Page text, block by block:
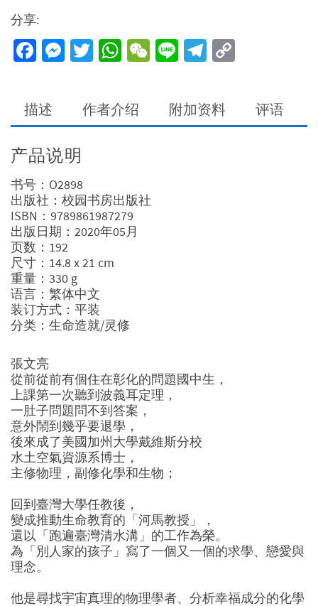
神
国
生
分享:
Facebook
Messenger
Twitter
WhatsApp
WeChat
LineTelegram
描述 作者介绍 附加资料 评语
产品说明
书号：O2898
出版社：校园书房出版社
ISBN：9789861987279
出版日期：2020年05月
页数：192
尺寸：14.8 x 21 cm
重量：330 g
语言：繁体中文
装订方式：平装
分类：生命造就/灵修
張文亮
從前從前有個住在彰化的問題國中生，
上課第一次聽到波義耳定理，
一肚子問題問不到答案，
意外鬧到幾乎要退學，
後來成了美國加州大學戴維斯分校
水土空氣資源系博士，
主修物理，副修化學和生物；
回到臺灣大學任教後，
變成推動生命教育的「河馬教授」，
還以「跑遍臺灣清水溝」的工作為榮。
為「別人家的孩子」寫了一個又一個的求學、戀愛與
理念。
他是尋找宇宙真理的物理學者、分析幸福成分的化學